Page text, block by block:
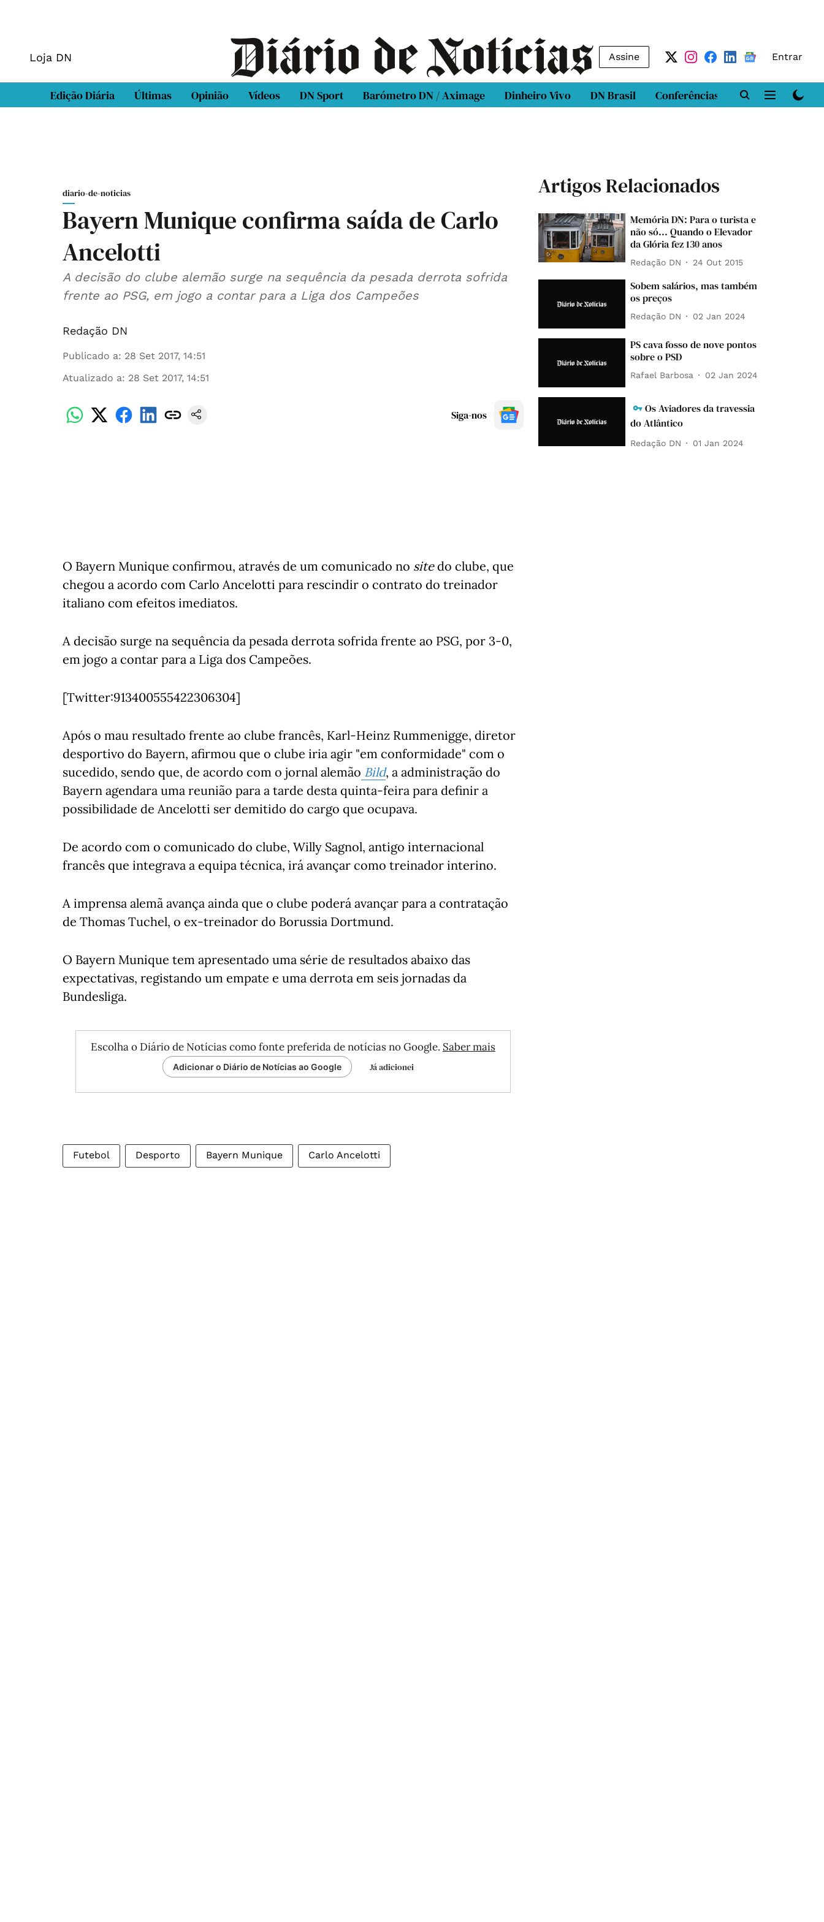
Loja DN Assine Entrar
Edição Diária Últimas Opinião Vídeos DN Sport Barómetro DN / Aximage Dinheiro Vivo DN Brasil Conferências DN LAB
diario-de-noticias
Bayern Munique confirma saída de Carlo
Ancelotti
A decisão do clube alemão surge na sequência da pesada derrota sofrida
frente ao PSG, em jogo a contar para a Liga dos Campeões
Redação DN
Publicado a: 28 Set 2017, 14:51
Atualizado a: 28 Set 2017, 14:51
Siga-nos
O Bayern Munique confirmou, através de um comunicado no sitedo clube, que
chegou a acordo com Carlo Ancelotti para rescindir o contrato do treinador
italiano com efeitos imediatos.
A decisão surge na sequência da pesada derrota sofrida frente ao PSG, por 3-0,
em jogo a contar para a Liga dos Campeões.
[Twitter:913400555422306304]
Após o mau resultado frente ao clube francês, Karl-Heinz Rummenigge, diretor
desportivo do Bayern, afirmou que o clube iria agir "em conformidade" com o
sucedido, sendo que, de acordo com o jornal alemão Bild, a administração do
Bayern agendara uma reunião para a tarde desta quinta-feira para definir a
possibilidade de Ancelotti ser demitido do cargo que ocupava.
De acordo com o comunicado do clube, Willy Sagnol, antigo internacional
francês que integrava a equipa técnica, irá avançar como treinador interino.
A imprensa alemã avança ainda que o clube poderá avançar para a contratação
de Thomas Tuchel, o ex-treinador do Borussia Dortmund.
O Bayern Munique tem apresentado uma série de resultados abaixo das
expectativas, registando um empate e uma derrota em seis jornadas da
Bundesliga.
Escolha o Diário de Notícias como fonte preferida de notícias no Google. Saber mais
Adicionar o Diário de Notícias ao Google Já adicionei
Futebol Desporto Bayern Munique Carlo Ancelotti
Artigos Relacionados
Memória DN: Para o turista e
não só... Quando o Elevador
da Glória fez 130 anos
Redação DN 24 Out 2015
Sobem salários, mas também
os preços
Redação DN 02 Jan 2024
PS cava fosso de nove pontos
sobre o PSD
Rafael Barbosa 02 Jan 2024
Os Aviadores da travessia
do Atlântico
Redação DN 01 Jan 2024